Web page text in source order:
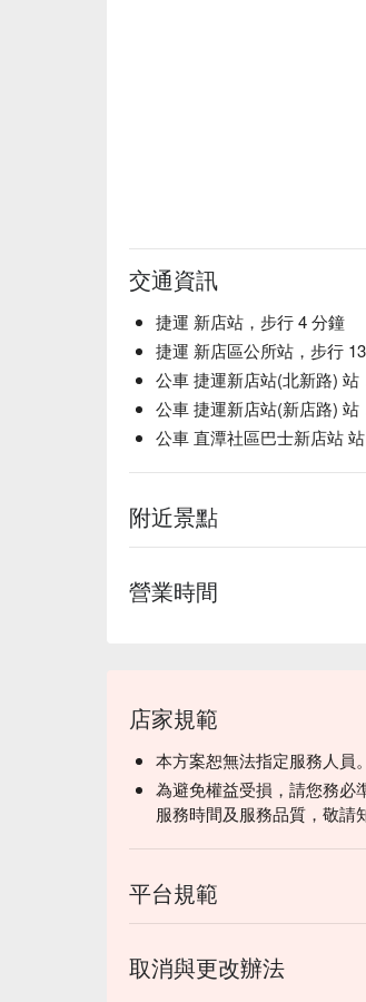
交通資訊
捷運 新店站，步行 4 分鐘
捷運 新店區公所站，步行
公車 捷運新店站(北新路) 站
公車 捷運新店站(新店路) 站
公車 直潭社區巴士新店站
附近景點
營業時間
店家規範
本方案恕無法指定服務人員。
為避免權益受損，請您務必
服務時間及服務品質，敬請
平台規範
取消與更改辦法